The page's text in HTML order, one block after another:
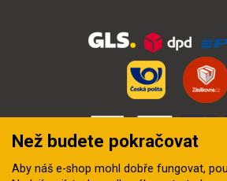
Než budete pokračovat
Aby náš e-shop mohl dobře fungovat,